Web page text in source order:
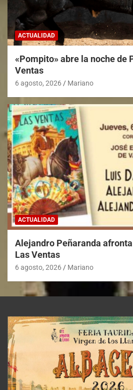
ACTUALIDAD
«Pompito» abre la noche de
Ventas
6 agosto, 2026 Mariano
ACTUALIDAD
Alejandro Peñaranda
Las Ventas
6 agosto, 2026 Mariano